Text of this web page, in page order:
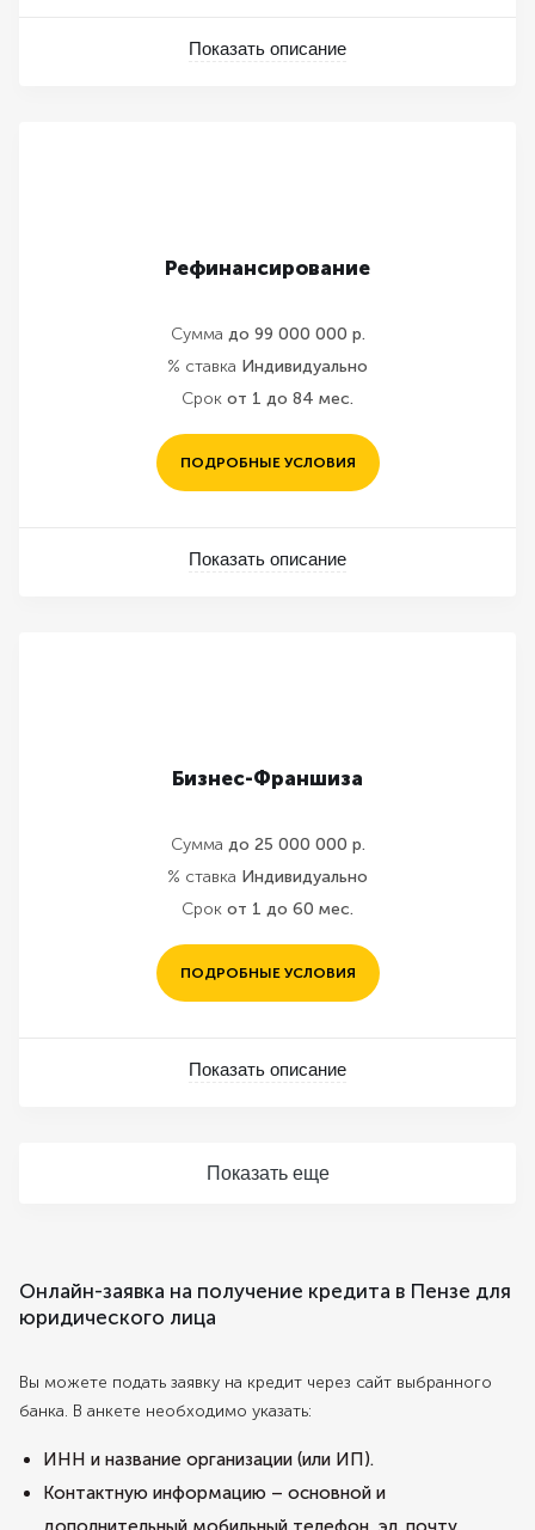
Показать описание
Рефинансирование
Сумма до 99 000 000 р.
% ставка Индивидуально
Срок от 1 до 84 мес.
ПОДРОБНЫЕ УСЛОВИЯ
Показать описание
Бизнес-Франшиза
Сумма до 25 000 000 р.
% ставка Индивидуально
Срок от 1 до 60 мес.
ПОДРОБНЫЕ УСЛОВИЯ
Показать описание
Показать еще
Онлайн-заявка на получение кредита в Пензе для
юридического лица
Вы можете подать заявку на кредит через сайт выбранного
банка. В анкете необходимо указать:
ИНН и название организации (или ИП).
Контактную информацию – основной и